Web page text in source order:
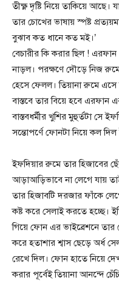
তীক্ষ্ণ দৃষ্টি নিয়ে তাকিয়ে
তার চোখের ভাষায় স্পষ্ট
বুঝাব কত ধানে কত মই।’
বেচারীর কি করার ছিল !
নাড়ল। পরক্ষণে দৌড়ে নিজ
হেসে ফেলল। তিয়ানা রুমে এসে
বাস্তবে তার বিয়ে হবে এরফান
বাস্তবধর্মীর খুশির মুহুর্তটা সে
সন্তোপর্ণে ফোনটা নিয়ে কল
ইফদিয়ার রুমে তার হিজাবের
আড়াআড়িভাবে না লেগে যায়
তার হিজাবটি দরজার ফাঁকে
কষ্ট করে সেলাই করতে হচ্ছে।
গিয়ে ফোন এর ভাইব্রেশনে তার
করে হতাশার শ্বাস ছেড়ে অর্ধ
রেখে দিল। ফোন হাতে নিয়ে
করার পূর্বেই তিয়ানা আনন্দে